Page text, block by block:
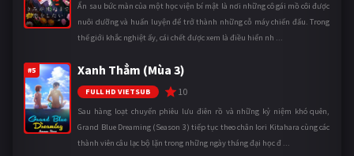
Ẩn sau bức màn của một học viện bí mật là nơi những cô gái mồ côi được
nuôi dưỡng và huấn luyện để trở thành những cỗ máy chiến đấu. Trong
thế giới khắc nghiệt ấy, cái chết được xem là điều hiển nh ...
#5 Xanh Thẳm (Mùa 3)
FULL HD VIETSUB 10
Sau hàng loạt chuyến phiêu lưu điên rồ và những kỷ niệm khó quên,
Grand Blue Dreaming (Season 3) tiếp tục theo chân Iori Kitahara cùng các
thành viên câu lạc bộ lặn trong những ngày tháng đại học đ ...